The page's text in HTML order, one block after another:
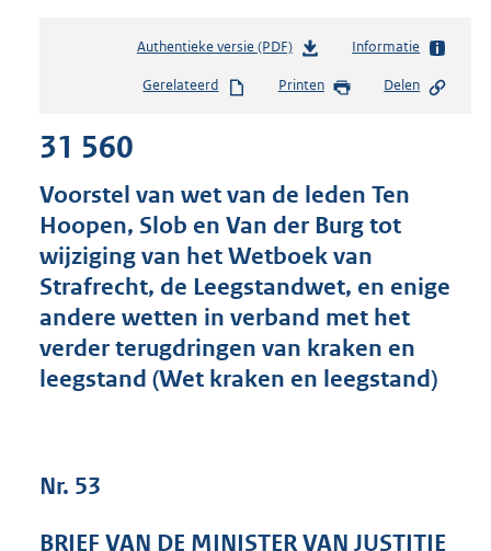
Authentieke versie (PDF)b
s
s
g
r
o
o
t
t
:
Informatie
Gerelateerd Printen Delen
31 560
Voorstel van wet van de leden Ten
Hoopen, Slob en Van der Burg tot
wijziging van het Wetboek van
Strafrecht, de Leegstandwet, en enige
andere wetten in verband met het
verder terugdringen van kraken en
leegstand (Wet kraken en leegstand)
Nr. 53
BRIEF VAN DE MINISTER VAN JUSTITIE